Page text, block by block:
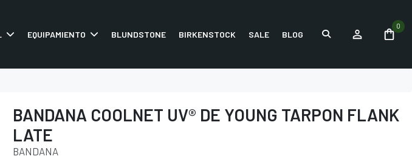
EQUIPAMIENTO BLUNDSTONE BIRKENSTOCK SALE BLOG
0
BANDANA COOLNET UV® DE YOUNG TARPON FLANK
LATE
BANDANA